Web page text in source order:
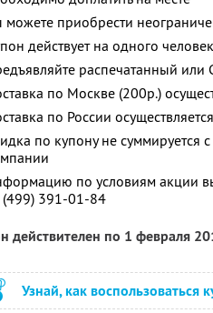
можете приобрести
действует на одного
распечатанный или
по Москве (200р.)
по России
по купону не
по условиям акции
(499) 391-01-84
действителен по 1 февраля
Узнай, как воспользоваться